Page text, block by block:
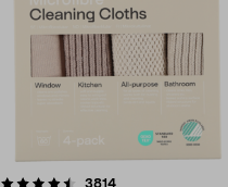
3814arvostelut
4.5viidestä